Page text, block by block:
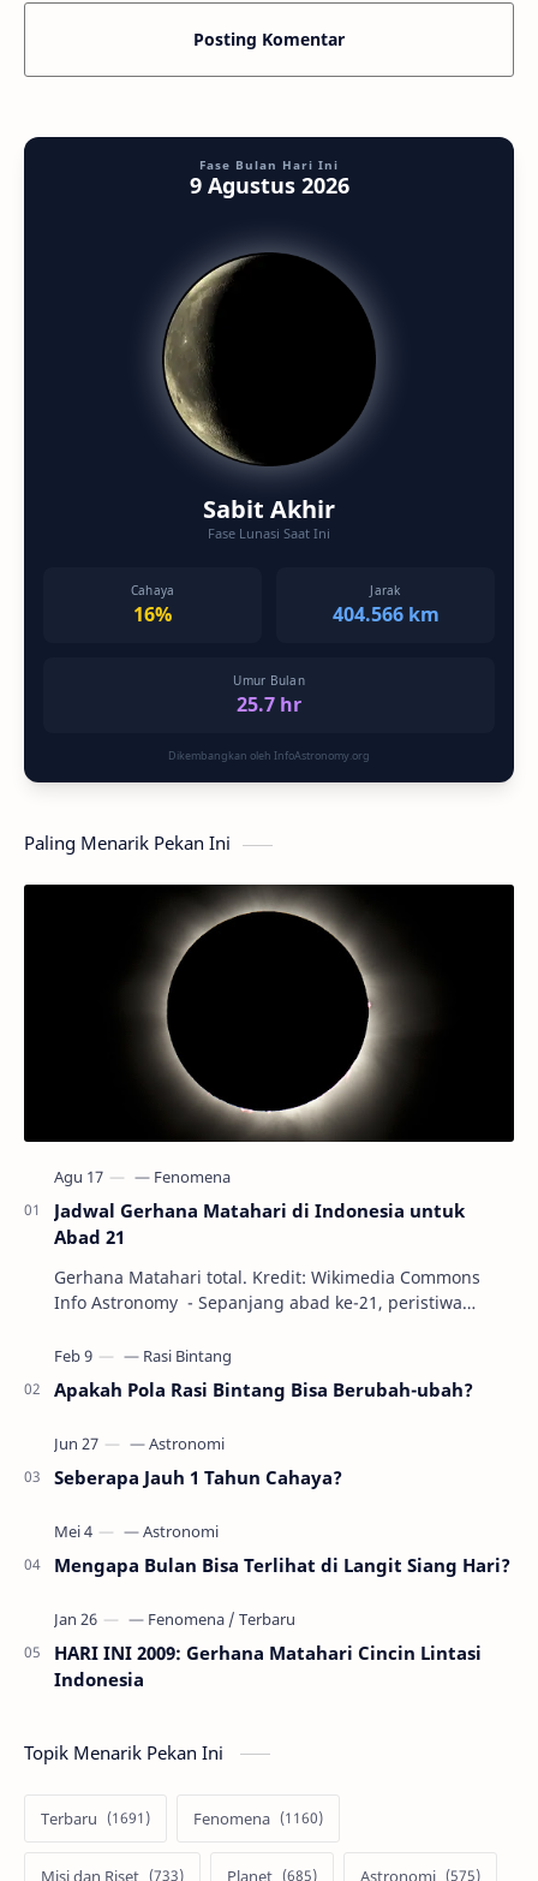
Posting Komentar
Fase Bulan Hari Ini
9 Agustus 2026
Sabit Akhir
Fase Lunasi Saat Ini
Cahaya
16%
Jarak
404.566 km
Umur Bulan
25.7 hr
Dikembangkan oleh InfoAstronomy.org
Paling Menarik Pekan Ini
Jadwal Gerhana Matahari di Indonesia untuk
Abad 21
Gerhana Matahari total. Kredit: Wikimedia Commons
Info Astronomy - Sepanjang abad ke-21, peristiwa
Apakah Pola Rasi Bintang Bisa Berubah-ubah?
Seberapa Jauh 1 Tahun Cahaya?
Mengapa Bulan Bisa Terlihat di Langit Siang Hari?
HARI INI 2009: Gerhana Matahari Cincin Lintasi
Indonesia
Topik Menarik Pekan Ini
Terbaru Fenomena
Misi dan Riset Planet Astronomi